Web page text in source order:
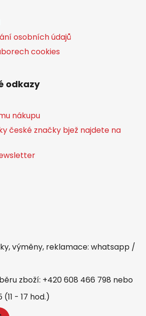
osobních údajů
cookies
odkazy
nákupu
české značky bjež najdete na
výměny, reklamace: whatsapp /
zboží: +420 608 466 798 nebo
(11 - 17 hod.)